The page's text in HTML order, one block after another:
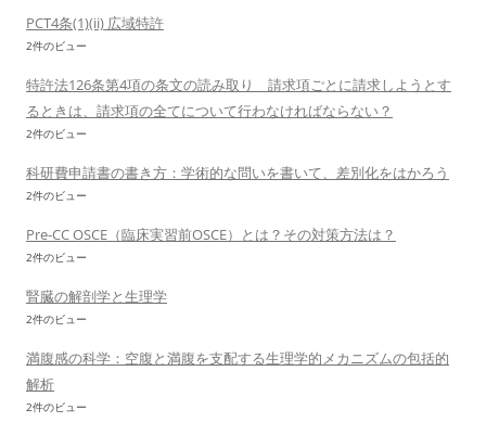
PCT4条(1)(ii) 広域特許
2件のビュー
特許法126条第4項の条文の読み取り 請求項ごとに請求しようとす
るときは、請求項の全てについて行わなければならない？
2件のビュー
科研費申請書の書き方：学術的な問いを書いて、差別化をはかろう
2件のビュー
Pre-CC OSCE（臨床実習前OSCE）とは？その対策方法は？
2件のビュー
腎臓の解剖学と生理学
2件のビュー
満腹感の科学：空腹と満腹を支配する生理学的メカニズムの包括的
解析
2件のビュー